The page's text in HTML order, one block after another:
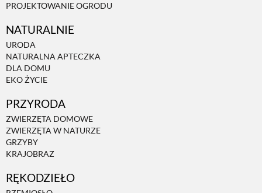
PROJEKTOWANIE OGRODU
NATURALNIE
URODA
NATURALNA APTECZKA
DLA DOMU
EKO ŻYCIE
PRZYRODA
ZWIERZĘTA DOMOWE
ZWIERZĘTA W NATURZE
GRZYBY
KRAJOBRAZ
RĘKODZIEŁO
ZWIERZĘTA W NATURZE